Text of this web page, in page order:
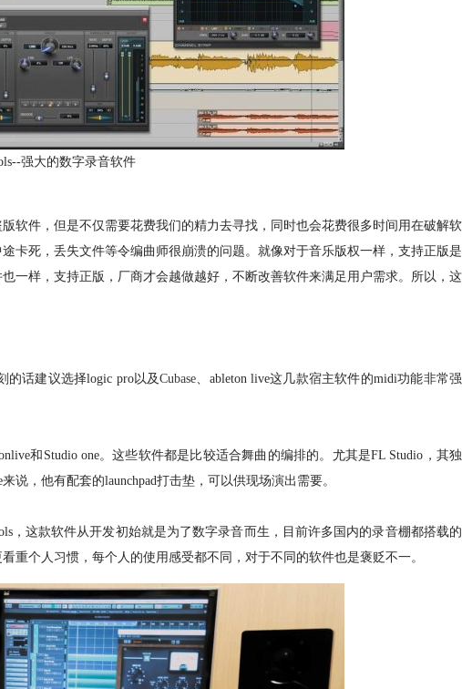
强大的数字录音软件
软件，但是不仅需要花费我们的精力去寻找，同时也会花费很多时间用在破解软
卡死，丢失文件等令编曲师很崩溃的问题。就像对于音乐版权一样，支持正版是
一样，支持正版，厂商才会越做越好，不断改善软件来满足用户需求。所以，这
的话建议选择logic pro以及Cubase、ableton live这几款宿主软件的midi功能非常强
和Studio one。这些软件都是比较适合舞曲的编排的。尤其是FL Studio，其独
，他有配套的launchpad打击垫，可以供现场演出需要。
，这款软件从开发初始就是为了数字录音而生，目前许多国内的录音棚都搭载的
重个人习惯，每个人的使用感受都不同，对于不同的软件也是褒贬不一。